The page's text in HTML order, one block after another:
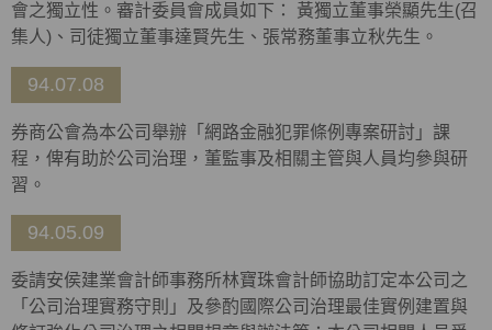
會之獨立性。審計委員會成員如下： 黃獨立董事榮顯先生(召
集人)、司徒獨立董事達賢先生、張常務董事立秋先生。
94.07.08
券商公會為本公司舉辦「網路金融犯罪條例專案研討」課
程，俾有助於公司治理，董監事及相關主管與人員均參與研
習。
94.05.09
委請安侯建業會計師事務所林寶珠會計師協助訂定本公司之
「公司治理實務守則」及參酌國際公司治理最佳實例建置與